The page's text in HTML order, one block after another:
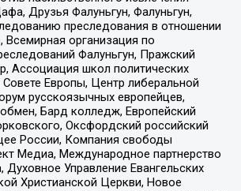
Друзья Фалуньгун, Фалуньгун,
преследования в отношении
Всемирная организация по
Фалуньгун, Пражский
Ассоциация школ политических
Европы, Центр либеральной
русскоязычных европейцев,
Бард колледж, Европейский
Оксфордский российский
России, Компания свободы
Медиа, Международное партнерство
Духовное Управление Евангельских
Христианской Церкви, Новое